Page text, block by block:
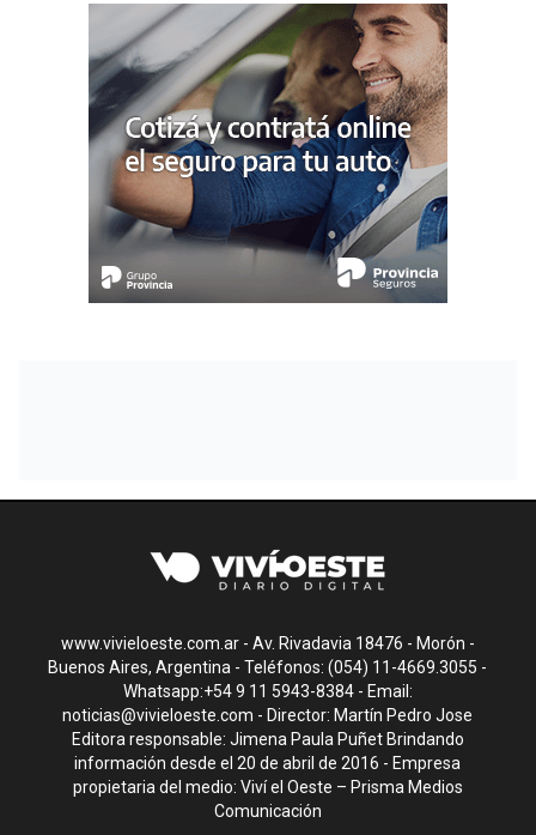
www.vivieloeste.com.ar - Av. Rivadavia 18476 - Morón -
Buenos Aires, Argentina - Teléfonos: (054) 11-4669.3055 -
Whatsapp:+54 9 11 5943-8384 - Email:
noticias@vivieloeste.com - Director: Martín Pedro Jose
Editora responsable: Jimena Paula Puñet Brindando
información desde el 20 de abril de 2016 - Empresa
propietaria del medio: Viví el Oeste – Prisma Medios
Comunicación